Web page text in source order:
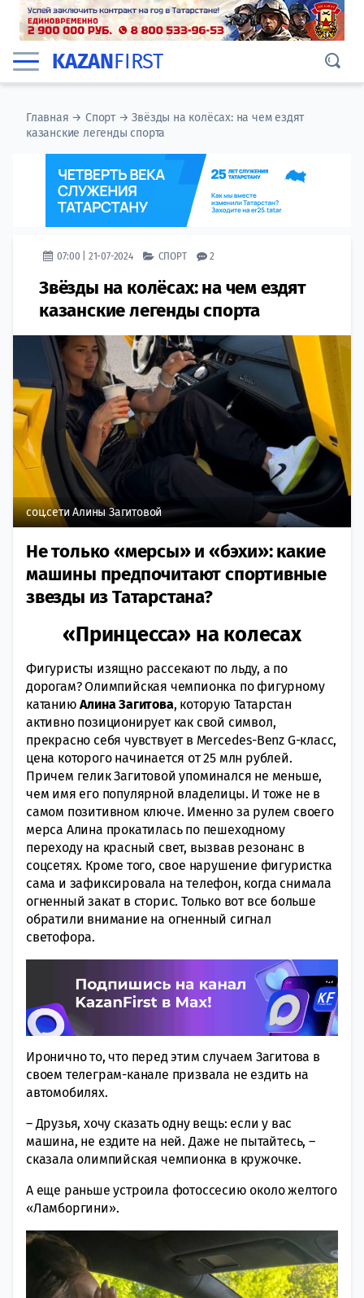
KAZANFIRST
Главная →Спорт→Звёзды на колёсах: на чем ездят
казанские легенды спорта
07:00 | 21-07-2024 СПОРТ 2
Звёзды на колёсах: на чем ездят
казанские легенды спорта
соц.сети Алины Загитовой
Не только «мерсы» и «бэхи»: какие
машины предпочитают спортивные
звезды из Татарстана?
«Принцесса» на колесах
Фигуристы изящно рассекают по льду, а по
дорогам? Олимпийская чемпионка по фигурному
катаниюАлина Загитова, которую Татарстан
активно позиционирует как свой символ,
прекрасно себя чувствует в Mercedes-Benz G-класс,
цена которого начинается от 25 млн рублей.
Причем гелик Загитовой упоминался не меньше,
чем имя его популярной владелицы. И тоже не в
самом позитивном ключе. Именно за рулем своего
мерса Алина прокатилась по пешеходному
переходу на красный свет, вызвав резонанс в
соцсетях. Кроме того, свое нарушение фигуристка
сама и зафиксировала на телефон, когда снимала
огненный закат в сторис. Только вот все больше
обратили внимание на огненный сигнал
светофора.
Иронично то, что перед этим случаем Загитова в
своем телеграм-канале призвала не ездить на
автомобилях.
– Друзья, хочу сказать одну вещь: если у вас
машина, не ездите на ней. Даже не пытайтесь, –
сказала олимпийская чемпионка в кружочке.
А еще раньше устроила фотоссесию около желтого
«Ламборгини».